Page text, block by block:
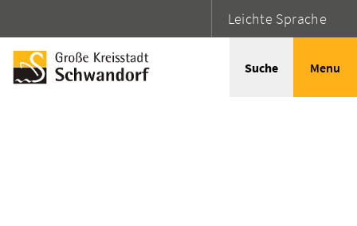
Leichte Sprache
Suche Menu